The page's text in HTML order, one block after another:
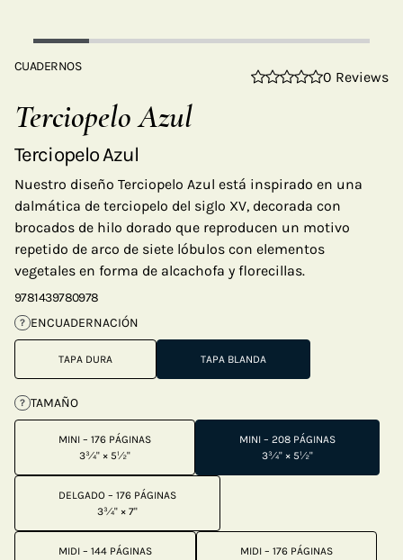
CUADERNOS
0 Reviews
Terciopelo Azul
Terciopelo Azul
Nuestro diseño Terciopelo Azul está inspirado en una
dalmática de terciopelo del siglo XV, decorada con
brocados de hilo dorado que reproducen un motivo
repetido de arco de siete lóbulos con elementos
vegetales en forma de alcachofa y florecillas.
9781439780978
? ENCUADERNACIÓN
TAPA DURA TAPA BLANDA
? TAMAÑO
MINI – 176 PÁGINAS
3¾" × 5½"
MINI – 208 PÁGINAS
3¾" × 5½"
DELGADO – 176 PÁGINAS
3¾" × 7"
MIDI – 144 PÁGINAS
MIDI – 176 PÁGINAS